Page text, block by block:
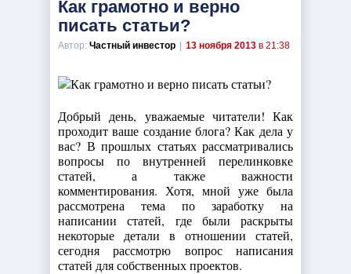
Как грамотно и верно
писать статьи?
Автор: Частный инвестор 13 ноября 2013 в 21:38
Добрый день, уважаемые читатели! Как
проходит ваше создание блога? Как дела у
вас? В прошлых статьях рассматривались
вопросы по внутренней перелинковке
статей, а также важности
комментирования. Хотя, мной уже была
рассмотрена тема по заработку на
написании статей, где были раскрыты
некоторые детали в отношении статей,
сегодня рассмотрю вопрос написания
статей для собственных проектов.